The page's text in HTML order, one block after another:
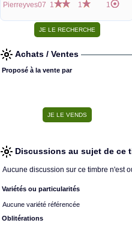
Pierreyves07 1 1 1
Achats / Ventes
Proposé à la vente par
Discussions au sujet de ce
Aucune discussion sur ce timbre n'est
Variétés ou particularités
Aucune variété référencée
Oblitérations